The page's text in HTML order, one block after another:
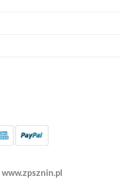
www.zpsznin.pl